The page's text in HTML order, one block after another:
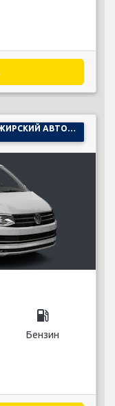
local_gas_station
Бензин